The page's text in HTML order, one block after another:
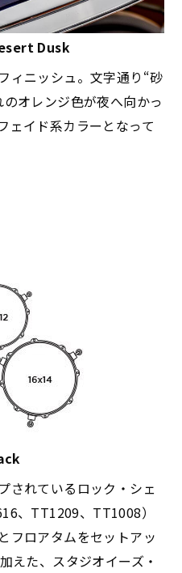
Dusk
ィニッシュ。文字通り“砂
オレンジ色が夜へ向かっ
ェイド系カラーとなって
されているロック・シェ
、TT1209、TT1008）
フロアタムをセットアッ
えた、スタジオイーズ・